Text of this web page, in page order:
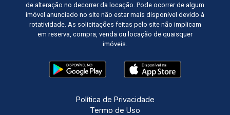
de alteração no decorrer da locação. Pode ocorrer de algum
imóvel anunciado no site não estar mais disponível devido à
rotatividade. As solicitações feitas pelo site não implicam
em reserva, compra, venda ou locação de quaisquer
imóveis.
Política de Privacidade
Termo de Uso